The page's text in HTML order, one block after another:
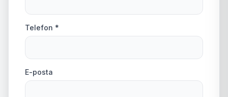
Telefon *
E-posta